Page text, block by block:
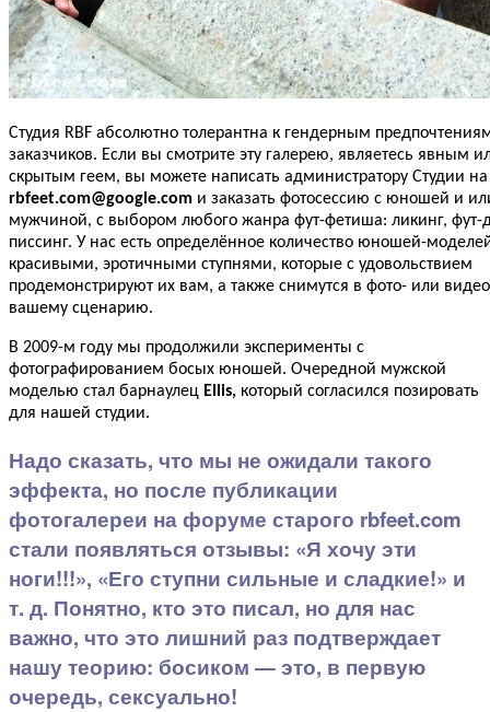
Студия RBF абсолютно толерантна к гендерным
заказчиков. Если вы смотрите эту галерею, являетесь явным
скрытым геем, вы можете написать администратору Студии
rbfeet.com@google.com и заказать фотосессию с юношей и
мужчиной, с выбором любого жанра фут-фетиша: ликинг, фут-
писсинг. У нас есть определённое количество юношей-
красивыми, эротичными ступнями, которые с удовольствием
продемонстрируют их вам, а также снимутся в фото- или
вашему сценарию.
В 2009-м году мы продолжили эксперименты с
фотографированием босых юношей. Очередной мужской
моделью стал барнаулец Ellis, который согласился позировать
для нашей студии.
Надо сказать, что мы не ожидали такого
эффекта, но после публикации
фотогалереи на форуме старого rbfeet.com
стали появляться отзывы: «Я хочу эти
ноги!!!», «Его ступни сильные и сладкие!» и
т. д. Понятно, кто это писал, но для нас
важно, что это лишний раз подтверждает
нашу теорию: босиком — это, в первую
очередь, сексуально!